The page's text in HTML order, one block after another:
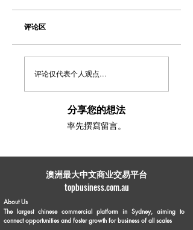
评论区
评论仅代表个人观点...
分享您的想法
率先撰寫留言。
​澳洲最大中文商业交易平台
topbusiness.com.au
About Us
The largest chinese commercial platform in Sydney, aiming to
connect opportunities and foster growth for business of all scales